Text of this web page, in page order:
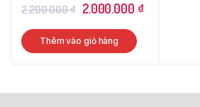
2.200.000₫ 2.000.000 ₫
Thêm vào giỏ hàng